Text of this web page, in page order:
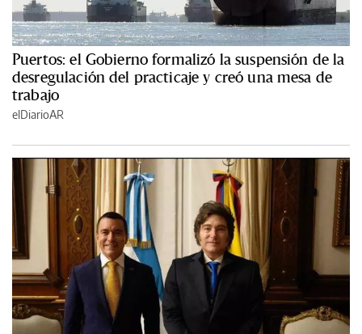
Puertos: el Gobierno formalizó la suspensión de la
desregulación del practicaje y creó una mesa de
trabajo
elDiarioAR